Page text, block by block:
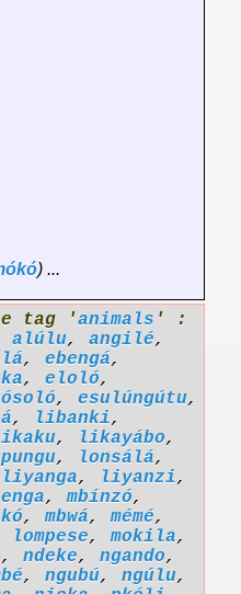
) ...
tag 'animals ' :
alúlu, angilé,
, ebengá,
, eloló,
, esulúngútu,
, libanki,
, likayábo,
, lonsálá,
liyanga, liyanzi,
,mbínzó,
,mbwá,mémé,
lompese,mokila,
, ndeke, ngando,
, ngubú, ngúlu,